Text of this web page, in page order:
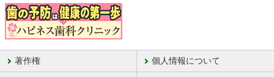
著作権 個人情報について